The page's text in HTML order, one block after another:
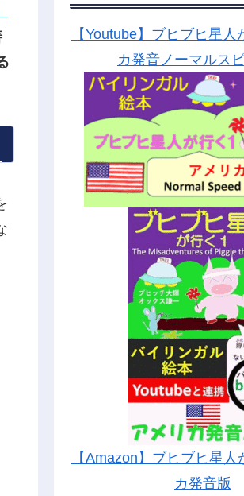
【Youtube】ブヒブヒ星人
カ発音ノーマルス
【Amazon】ブヒブヒ星人
カ発音版